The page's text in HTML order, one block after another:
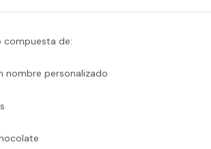
compuesta de:
nombre personalizado